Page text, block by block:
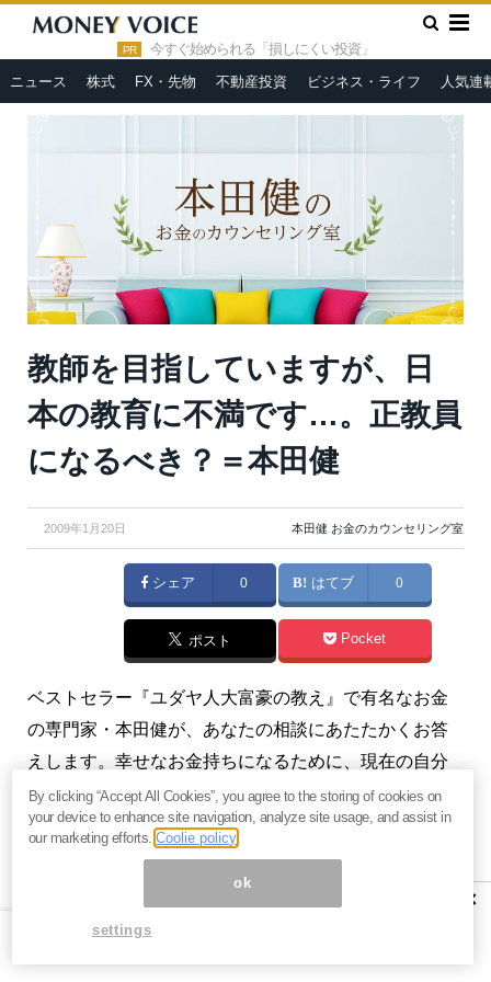
PR 今すぐ始められる「損しにくい投資」
ニュース 株式 FX・先物 不動産投資 ビジネス・ライフ 人気連
HOME » 人気連載 »
教師
を目指していますが、日本の教育に不満です…。正教員になるべ
教師を目指していますが、日
本の教育に不満です…。正教員
になるべき？＝本田健
2009年1月20日 本田健 お金のカウンセリング室
シェア 0 はてブ 0
ポスト Pocket
ベストセラー『ユダヤ人大富豪の教え』で有名なお金
の専門家・本田健が、あなたの相談にあたたかくお答
えします。幸せなお金持ちになるために、現在の自分
には何が足りないのか？ お金持ちの本質がわかりま
す。（『 本田健がこっそり教える 幸せな小金持ちにな
るための「お金と仕事」の秘密』本田健）
プロフィール：本田健（ほんだ けん）
神戸生まれ。経営コンサルタント、投資家を経て、29
歳で育児セミリタイヤ生活に入る。4年の育児生活中に
×
By clicking “Accept All Cookies”, you agree to the storing of cookies on
your device to enhance site navigation, analyze site usage, and assist in
our marketing efforts.Coolie policy
ok
settings